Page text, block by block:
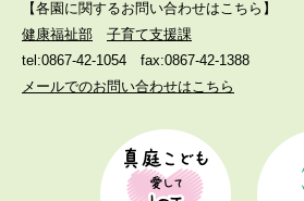
【各園に関するお問い合わせはこちら】
健康福祉部
子育て支援課
tel:0867-42-1054
fax:0867-42-1388
メールでのお問い合わせはこちら